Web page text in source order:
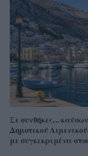
Σε συνθήκες…
Δημοτικού
με συγκεκριμένα